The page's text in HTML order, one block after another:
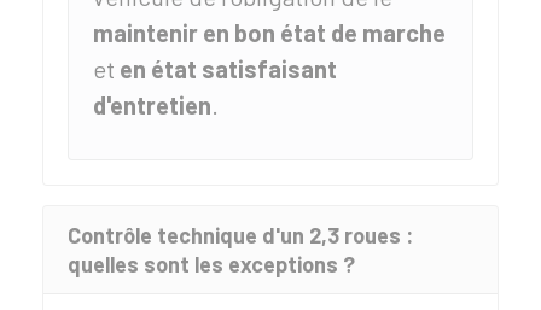
maintenir en bon état de marche
et en état satisfaisant
d'entretien.
Contrôle technique d'un 2,3 roues :
quelles sont les exceptions ?